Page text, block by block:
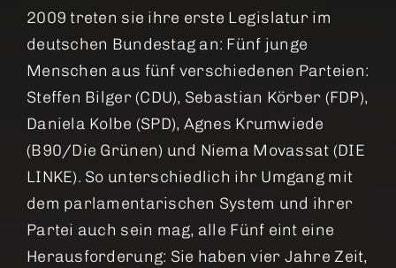
2009 treten sie ihre erste Legislatur im
deutschen Bundestag an: Fünf junge
Menschen aus fünf verschiedenen Parteien:
Steffen Bilger (CDU), Sebastian Körber (FDP),
Daniela Kolbe (SPD), Agnes Krumwiede
(B90/Die Grünen) und Niema Movassat (DIE
LINKE). So unterschiedlich ihr Umgang mit
dem parlamentarischen System und ihrer
Partei auch sein mag, alle Fünf eint eine
Herausforderung: Sie haben vier Jahre Zeit,